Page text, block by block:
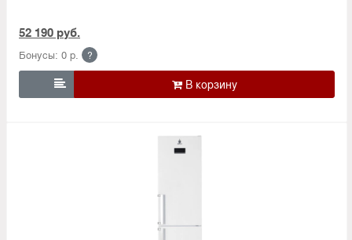
52 190 руб.
Бонусы: 0 р. ?
